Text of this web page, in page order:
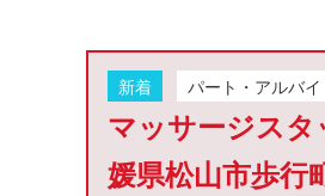
新着 パート・アルバイ
マッサージス
媛県松山市歩行